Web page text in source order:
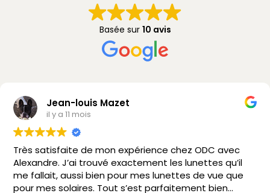
Basée sur 10 avis
Jean-louis Mazet
il y a 11 mois
Très satisfaite de mon expérience chez ODC avec
Alexandre. J’ai trouvé exactement les lunettes qu’il
me fallait, aussi bien pour mes lunettes de vue que
pour mes solaires. Tout s’est parfaitement bien